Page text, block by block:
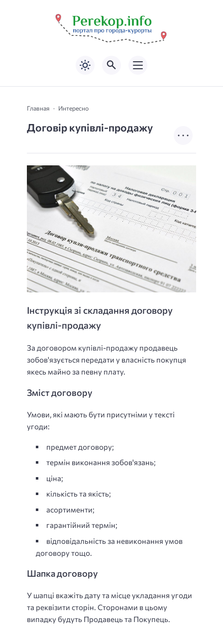
Главная Интересно
Договір купівлі-продажу
Інструкція зі складання договору
купівлі-продажу
За договором купівлі-продажу продавець
зобов'язується передати у власність покупця
якесь майно за певну плату.
Зміст договору
Умови, які мають бути присутніми у тексті
угоди:
предмет договору;
термін виконання зобов'язань;
ціна;
кількість та якість;
асортименти;
гарантійний термін;
відповідальність за невиконання умов
договору тощо.
Шапка договору
У шапці вкажіть дату та місце укладання угоди
та реквізити сторін. Сторонами в цьому
випадку будуть Продавець та Покупець.